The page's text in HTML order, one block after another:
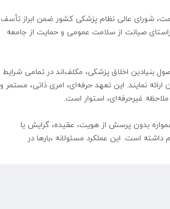
شورای عالی نظام پزشکی کشور ضمن ابراز تأسف
راستای صیانت از سلامت عمومی و حمایت از جامعه
بنیادین اخلاق پزشکی، مکلف‌اند در تمامی شرایط
نمایند. این تعهد حرفه‌ای، امری ذاتی، مستمر و
غیرحرفه‌ای، استوار است.
بدون پرسش از هویت، عقیده، گرایش یا
است. این عملکرد مسئولانه ،بارها در